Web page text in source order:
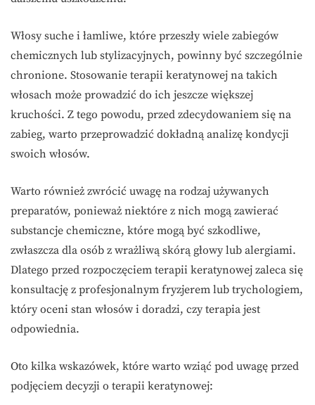
Włosy suche i łamliwe, które przeszły wiele zabiegów
chemicznych lub stylizacyjnych, powinny być szczególnie
chronione. Stosowanie terapii keratynowej na takich
włosach może prowadzić do ich jeszcze większej
kruchości. Z tego powodu, przed zdecydowaniem się na
zabieg, warto przeprowadzić dokładną analizę kondycji
swoich włosów.
Warto również zwrócić uwagę na rodzaj używanych
preparatów, ponieważ niektóre z nich mogą zawierać
substancje chemiczne, które mogą być szkodliwe,
zwłaszcza dla osób z wrażliwą skórą głowy lub alergiami.
Dlatego przed rozpoczęciem terapii keratynowej zaleca się
konsultację z profesjonalnym fryzjerem lub trychologiem,
który oceni stan włosów i doradzi, czy terapia jest
odpowiednia.
Oto kilka wskazówek, które warto wziąć pod uwagę przed
podjęciem decyzji o terapii keratynowej: